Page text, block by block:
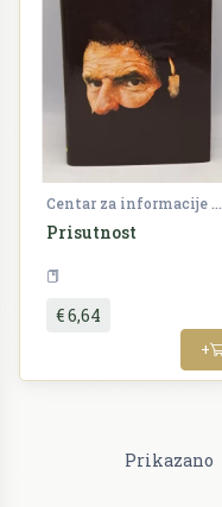
Centar za informacije i publicitet
Prisutnost
€ 6,64
+
Prikazano